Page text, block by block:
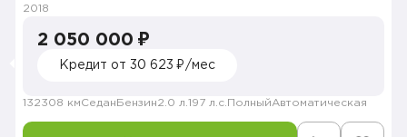
2018
2 050 000 ₽
Кредит от 30 623 ₽/мес
132308 кмСедан Бензин2.0 л. 197 л.с. ПолныйАвтоматическая